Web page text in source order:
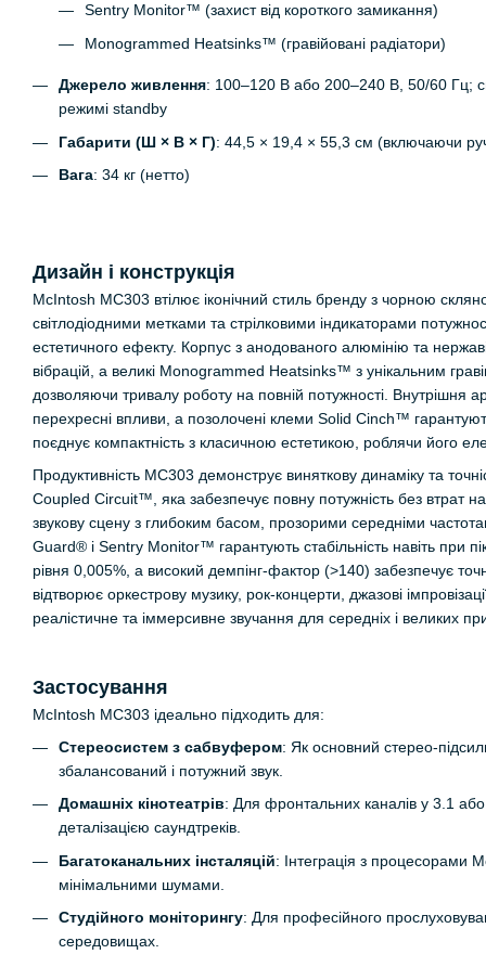
Sentry Monitor™ (захист від короткого замикання)
Monogrammed Heatsinks™ (гравійовані радіатори)
Джерело живлення: 100–120 В або 200–240 В, 50/60 Гц;
режимі standby
Габарити (Ш × В × Г): 44,5 × 19,4 × 55,3 см (включаючи
Вага: 34 кг (нетто)
Дизайн і конструкція
McIntosh MC303 втілює іконічний стиль бренду з чорною
світлодіодними метками та стрілковими індикаторами
естетичного ефекту. Корпус з анодованого алюмінію та
вібрацій, а великі Monogrammed Heatsinks™ з унікальним
дозволяючи тривалу роботу на повній потужності. Внутрішня
перехресні впливи, а позолочені клеми Solid Cinch™
поєднує компактність з класичною естетикою, роблячи його
Продуктивність MC303 демонструє виняткову динаміку та
Coupled Circuit™, яка забезпечує повну потужність без втрат
звукову сцену з глибоким басом, прозорими середніми
Guard® і Sentry Monitor™ гарантують стабільність навіть при
рівня 0,005%, а високий демпінг-фактор (>140) забезпечує
відтворює оркестрову музику, рок-концерти, джазові
реалістичне та іммерсивне звучання для середніх і великих
Застосування
McIntosh MC303 ідеально підходить для:
Стереосистем з сабвуфером: Як основний стерео-
збалансований і потужний звук.
Домашніх кінотеатрів: Для фронтальних каналів у 3.1
деталізацією саундтреків.
Багатоканальних інсталяцій: Інтеграція з процесорами
мінімальними шумами.
Студійного моніторингу: Для професійного
середовищах.